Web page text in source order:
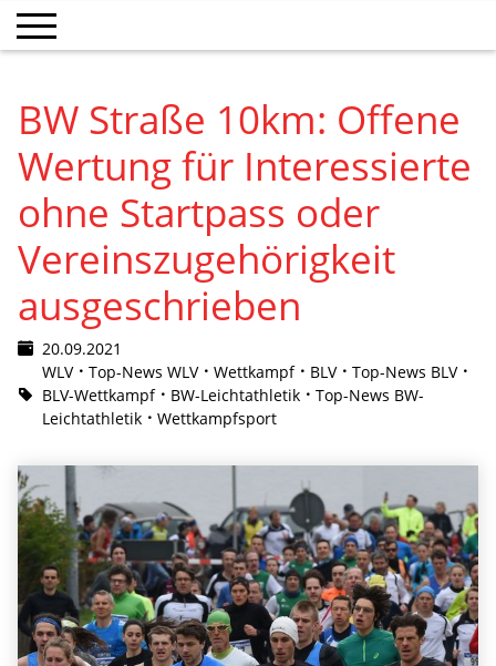
BW Straße 10km: Offene
Wertung für Interessierte
ohne Startpass oder
Vereinszugehörigkeit
ausgeschrieben
20.09.2021
WLV
Top-News WLV Wettkampf BLV
Top-News BLV
BLV-Wettkampf
BW-Leichtathletik
Top-News BW-
Leichtathletik
Wettkampfsport